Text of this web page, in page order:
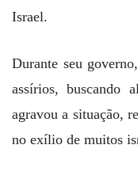
Israel.
Durante seu
assírios, buscando
agravou a situação,
no exílio de muitos